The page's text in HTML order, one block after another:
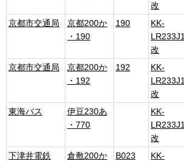
改
京都市交通局
京都200か
・190
190
KK-
LR233J1
改
京都市交通局
京都200か
・192
192
KK-
LR233J1
改
東海バス
伊豆230あ
・770
KK-
LR233J1
改
下津井電鉄
倉敷200か
B023
KK-